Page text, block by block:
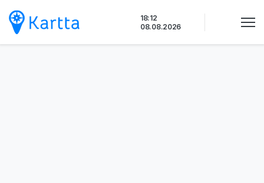
sisältöön
18:12
08.08.2026